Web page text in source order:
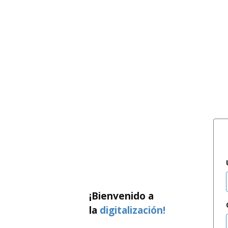
¡Bienvenido a
la digitalización!